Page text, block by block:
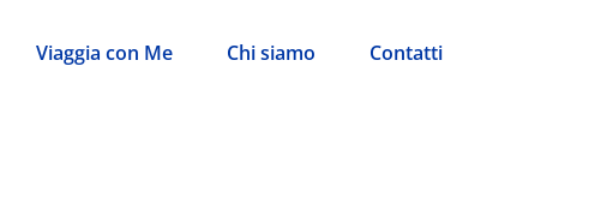
Viaggia con Me Chi siamo Contatti